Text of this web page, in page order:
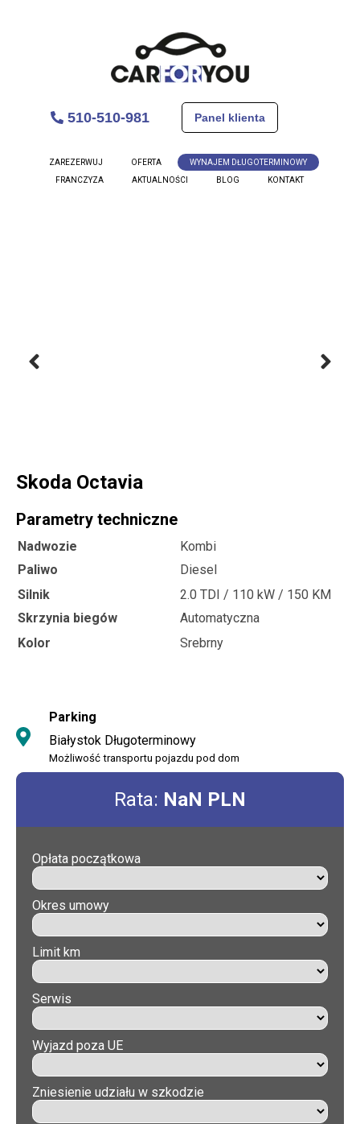
510-510-981 Panel klienta
ZAREZERWUJ OFERTA
WYNAJEM DŁUGOTERMINOWY
FRANCZYZA
AKTUALNOŚCI BLOG KONTAKT
Skoda Octavia
Parametry techniczne
Nadwozie
Kombi
Paliwo
Diesel
Silnik
2.0 TDI / 110 kW / 150 KM
Skrzynia biegów
Automatyczna
Kolor
Srebrny
Parking
Białystok Długoterminowy
Możliwość transportu pojazdu pod dom
Rata: NaN PLN
Opłata początkowa
Okres umowy
Limit km
Serwis
Wyjazd poza UE
Zniesienie udziału w szkodzie